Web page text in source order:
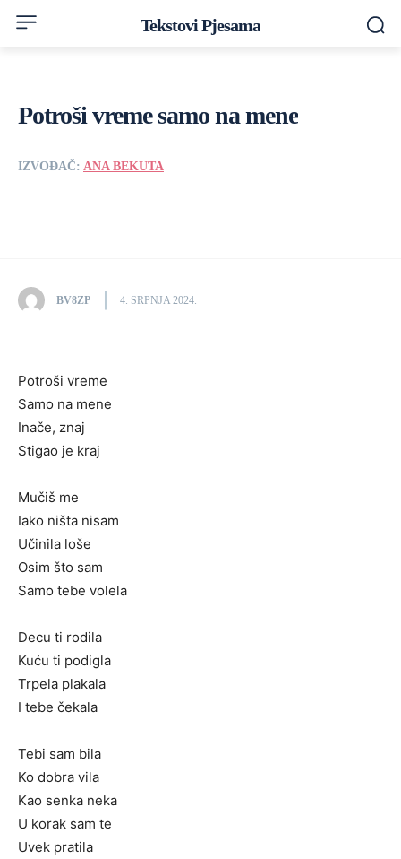
Tekstovi Pjesama
Potroši vreme samo na mene
IZVOĐAČ: ANA BEKUTA
BV8ZP 4. SRPNJA 2024.
Potroši vreme
Samo na mene
Inače, znaj
Stigao je kraj
Mučiš me
Iako ništa nisam
Učinila loše
Osim što sam
Samo tebe volela
Decu ti rodila
Kuću ti podigla
Trpela plakala
I tebe čekala
Tebi sam bila
Ko dobra vila
Kao senka neka
U korak sam te
Uvek pratila